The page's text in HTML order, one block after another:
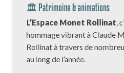
🏛️ Patrimoine & animations
L’Espace Monet Rollinat,
hommage vibrant à Claude
Rollinat à travers de
au long de l’année.